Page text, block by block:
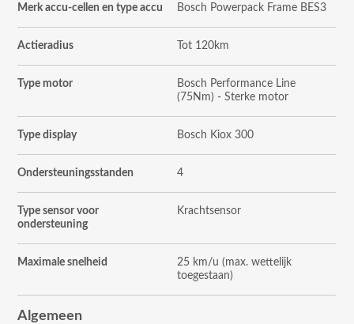
Merk accu-cellen en type accu Bosch Powerpack Frame BES3
Actieradius Tot 120km
Type motor
Bosch Performance Line
(75Nm) - Sterke motor
Type display Bosch Kiox 300
Ondersteuningsstanden 4
Type sensor voor
ondersteuning
Krachtsensor
Maximale snelheid
25 km/u (max. wettelijk
toegestaan)
Algemeen